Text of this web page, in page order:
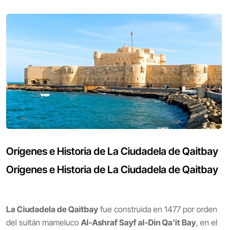
Orígenes e Historia de La Ciudadela de Qaitbay
Orígenes e Historia de La Ciudadela de Qaitbay
La Ciudadela de Qaitbay fue construida en 1477 por orden
del sultán mameluco Al-Ashraf Sayf al-Din Qa'it Bay, en el